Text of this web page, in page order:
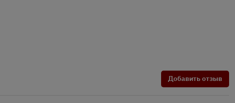
Добавить отзыв